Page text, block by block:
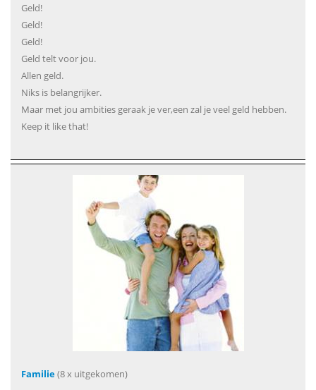
Geld!
Geld!
Geld!
Geld telt voor jou.
Allen geld.
Niks is belangrijker.
Maar met jou ambities geraak je ver,een zal je veel geld hebben.
Keep it like that!
Familie(8 x uitgekomen)